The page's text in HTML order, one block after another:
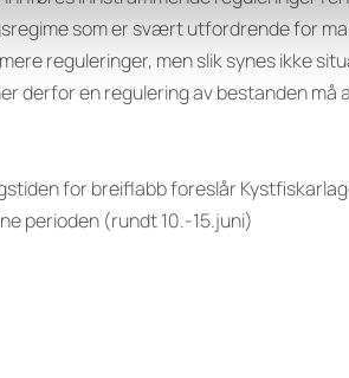
som er svært utfordrende for
reguleringer, men slik synes ikke
derfor en regulering av bestanden
for breiflabb foreslår
perioden (rundt 10.-15.juni)